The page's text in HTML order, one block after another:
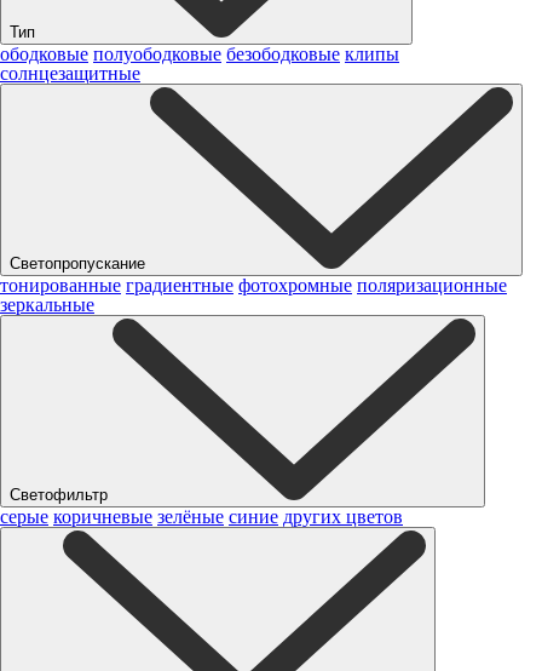
Тип
ободковые полуободковые безободковые клипы
солнцезащитные
Светопропускание
тонированные градиентные фотохромные поляризационные
зеркальные
Светофильтр
серые коричневые зелёные синие других цветов